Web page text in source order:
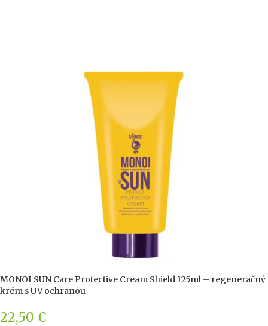
MONOI SUN Care Protective Cream Shield 125ml – regeneračný
krém s UV ochranou
22,50 €